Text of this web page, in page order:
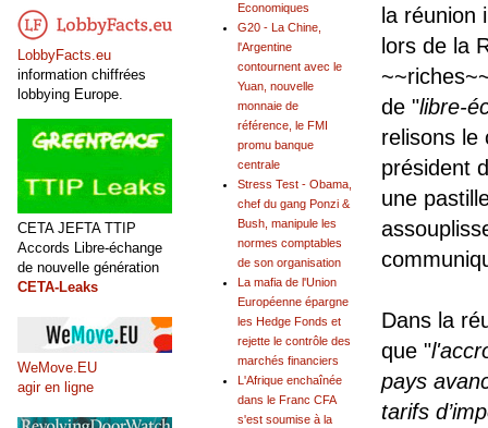
la réunion
lors de la
de "libre-
relisons le
président
une
Dans la
que "
pays
tarifs
Economiques
G20 - La Chine,
l'Argentine
contournent avec le
Yuan, nouvelle
monnaie de
référence, le FMI
promu banque
centrale
Stress Test - Obama,
chef du gang Ponzi &
Bush, manipule les
normes comptables
de son organisation
La mafia de l'Union
Européenne épargne
les Hedge Fonds et
rejette le contrôle des
marchés financiers
L'Afrique enchaînée
dans le Franc CFA
s'est soumise à la
LobbyFacts.eu
information chiffrées
lobbying Europe.
CETA JEFTA TTIP
Accords Libre-échange
de nouvelle génération
CETA-Leaks
WeMove.EU
agir en ligne